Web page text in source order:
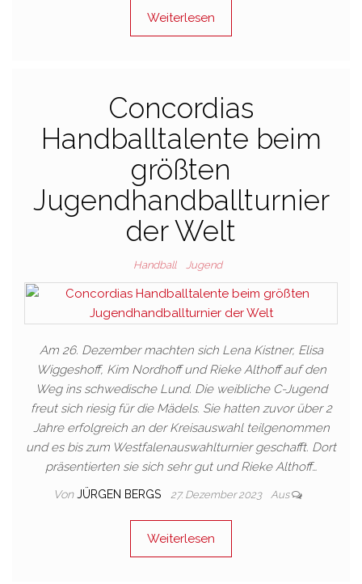
Weiterlesen
Concordias
Handballtalente beim
größten
Jugendhandballturnier
der Welt
Handball Jugend
Am 26. Dezember machten sich Lena Kistner, Elisa
Wiggeshoff, Kim Nordhoff und Rieke Althoff auf den
Weg ins schwedische Lund. Die weibliche C-Jugend
freut sich riesig für die Mädels. Sie hatten zuvor über 2
Jahre erfolgreich an der Kreisauswahl teilgenommen
und es bis zum Westfalenauswahlturnier geschafft. Dort
präsentierten sie sich sehr gut und Rieke Althoff…
Von JÜRGEN BERGS 27. Dezember 2023 Aus
Weiterlesen